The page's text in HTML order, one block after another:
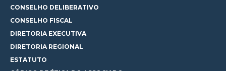
CONSELHO DELIBERATIVO
CONSELHO FISCAL
DIRETORIA EXECUTIVA
DIRETORIA REGIONAL
ESTATUTO